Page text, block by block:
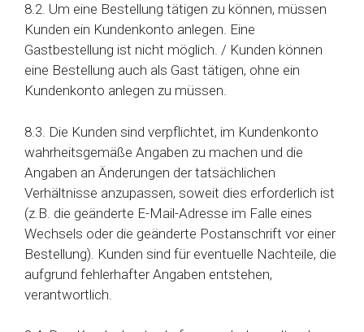
8.2. Um eine Bestellung tätigen zu können, müssen
Kunden ein Kundenkonto anlegen. Eine
Gastbestellung ist nicht möglich. / Kunden können
eine Bestellung auch als Gast tätigen, ohne ein
Kundenkonto anlegen zu müssen.
8.3. Die Kunden sind verpflichtet, im Kundenkonto
wahrheitsgemäße Angaben zu machen und die
Angaben an Änderungen der tatsächlichen
Verhältnisse anzupassen, soweit dies erforderlich ist
(z.B. die geänderte E-Mail-Adresse im Falle eines
Wechsels oder die geänderte Postanschrift vor einer
Bestellung). Kunden sind für eventuelle Nachteile, die
aufgrund fehlerhafter Angaben entstehen,
verantwortlich.